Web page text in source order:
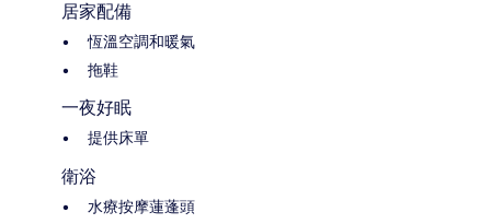
居家配備
恆溫空調和暖氣
拖鞋
一夜好眠
提供床單
衛浴
水療按摩蓮蓬頭